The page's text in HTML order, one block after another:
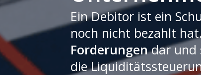
Ein Debitor ist ein
noch nicht bezahlt
Forderungendar und
die